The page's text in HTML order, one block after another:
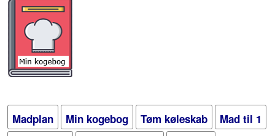
Madplan Min kogebog Tøm køleskab
Mad til 1